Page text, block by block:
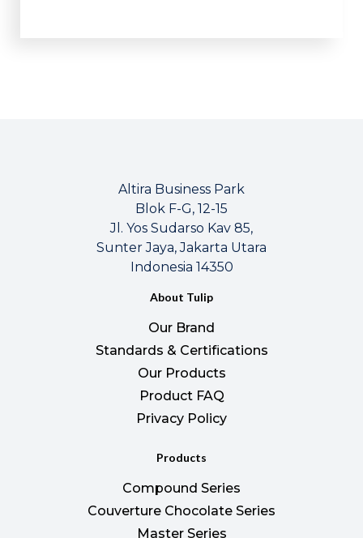
Altira Business Park
Blok F-G, 12-15
Jl. Yos Sudarso Kav 85,
Sunter Jaya, Jakarta Utara
Indonesia 14350
About Tulip
Our Brand
Standards & Certifications
Our Products
Product FAQ
Privacy Policy
Products
Compound Series
Couverture Chocolate Series
Master Series